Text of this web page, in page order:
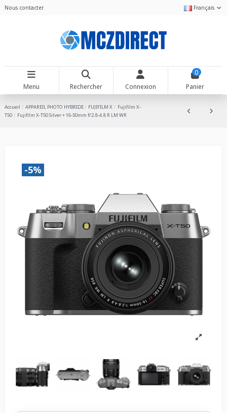
Nous contacter Français
Menu Rechercher Connexion
0
Panier
Accueil APPAREIL PHOTO HYBRIDE FUJIFILM X
Fujifilm X-
T50
Fujifilm X-T50 Silver + 16-50mm f/2.8-4.8 R LM WR
-5%